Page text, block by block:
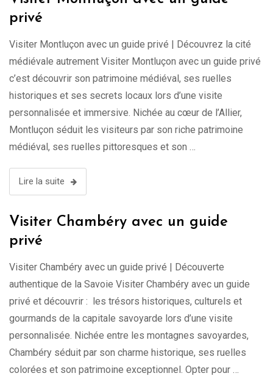
privé
Visiter Montluçon avec un guide privé | Découvrez la cité
médiévale autrement Visiter Montluçon avec un guide privé
c’est découvrir son patrimoine médiéval, ses ruelles
historiques et ses secrets locaux lors d’une visite
personnalisée et immersive. Nichée au cœur de l’Allier,
Montluçon séduit les visiteurs par son riche patrimoine
médiéval, ses ruelles pittoresques et son …
Lire la suite
Visiter Chambéry avec un guide
privé
Visiter Chambéry avec un guide privé | Découverte
authentique de la Savoie Visiter Chambéry avec un guide
privé et découvrir : les trésors historiques, culturels et
gourmands de la capitale savoyarde lors d’une visite
personnalisée. Nichée entre les montagnes savoyardes,
Chambéry séduit par son charme historique, ses ruelles
colorées et son patrimoine exceptionnel. Opter pour …